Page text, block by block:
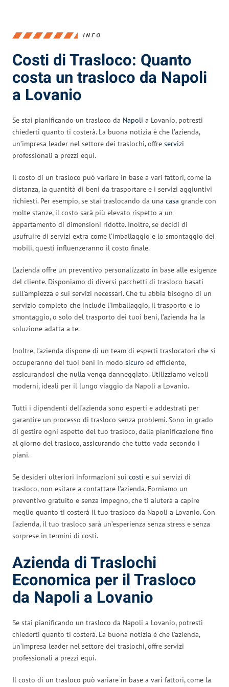
INFO
Costi di Trasloco: Quanto
costa un trasloco da Napoli
a Lovanio
Se stai pianificando un trasloco da Napoli a Lovanio, potresti
chiederti quanto ti costerà. La buona notizia è che l’azienda,
un’impresa leader nel settore dei traslochi, offre servizi
professionali a prezzi equi.
Il costo di un trasloco può variare in base a vari fattori, come la
distanza, la quantità di beni da trasportare e i servizi aggiuntivi
richiesti. Per esempio, se stai traslocando da una casa grande con
molte stanze, il costo sarà più elevato rispetto a un
appartamento di dimensioni ridotte. Inoltre, se decidi di
usufruire di servizi extra come l’imballaggio e lo smontaggio dei
mobili, questi influenzeranno il costo finale.
L’azienda offre un preventivo personalizzato in base alle esigenze
del cliente. Disponiamo di diversi pacchetti di trasloco basati
sull’ampiezza e sui servizi necessari. Che tu abbia bisogno di un
servizio completo che include l’imballaggio, il trasporto e lo
smontaggio, o solo del trasporto dei tuoi beni, l’azienda ha la
soluzione adatta a te.
Inoltre, l’azienda dispone di un team di esperti traslocatori che si
occuperanno dei tuoi beni in modo sicuro ed efficiente,
assicurandosi che nulla venga danneggiato. Utilizziamo veicoli
moderni, ideali per il lungo viaggio da Napoli a Lovanio.
Tutti i dipendenti dell’azienda sono esperti e addestrati per
garantire un processo di trasloco senza problemi. Sono in grado
di gestire ogni aspetto del tuo trasloco, dalla pianificazione fino
al giorno del trasloco, assicurando che tutto vada secondo i
piani.
Se desideri ulteriori informazioni sui costi e sui servizi di
trasloco, non esitare a contattare l’azienda. Forniamo un
preventivo gratuito e senza impegno, che ti aiuterà a capire
meglio quanto ti costerà il tuo trasloco da Napoli a Lovanio. Con
l’azienda, il tuo trasloco sarà un’esperienza senza stress e senza
sorprese in termini di costi.
Azienda di Traslochi
Economica per il Trasloco
da Napoli a Lovanio
Se stai pianificando un trasloco da Napoli a Lovanio, potresti
chiederti quanto ti costerà. La buona notizia è che l’azienda,
un’impresa leader nel settore dei traslochi, offre servizi
professionali a prezzi equi.
Il costo di un trasloco può variare in base a vari fattori, come la